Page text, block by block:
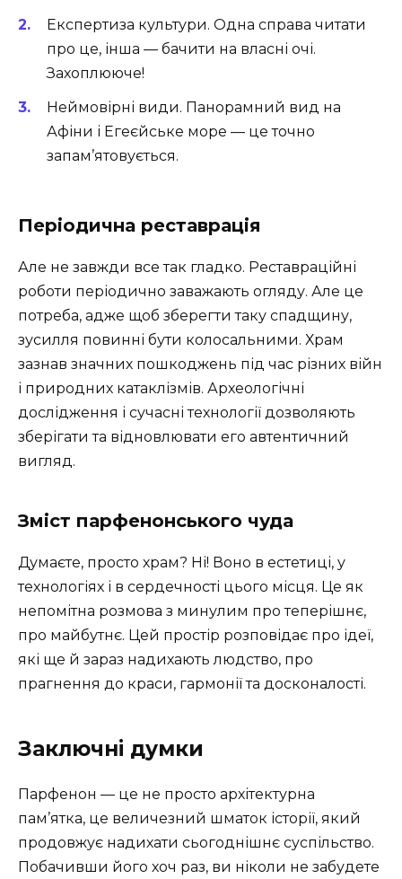
Експертиза культури. Одна справа читати
про це, інша — бачити на власні очі.
Захоплююче!
Неймовірні види. Панорамний вид на
Афіни і Егеєйське море — це точно
запам’ятовується.
Періодична реставрація
Але не завжди все так гладко. Реставраційні
роботи періодично заважають огляду. Але це
потреба, адже щоб зберегти таку спадщину,
зусилля повинні бути колосальними. Храм
зазнав значних пошкоджень під час різних війн
і природних катаклізмів. Археологічні
дослідження і сучасні технології дозволяють
зберігати та відновлювати его автентичний
вигляд.
Зміст парфенонського чуда
Думаєте, просто храм? Ні! Воно в естетиці, у
технологіях і в сердечності цього місця. Це як
непомітна розмова з минулим про теперішнє,
про майбутнє. Цей простір розповідає про ідеї,
які ще й зараз надихають людство, про
прагнення до краси, гармонії та досконалості.
Заключні думки
Парфенон — це не просто архітектурна
пам’ятка, це величезний шматок історії, який
продовжує надихати сьогоднішнє суспільство.
Побачивши його хоч раз, ви ніколи не забудете